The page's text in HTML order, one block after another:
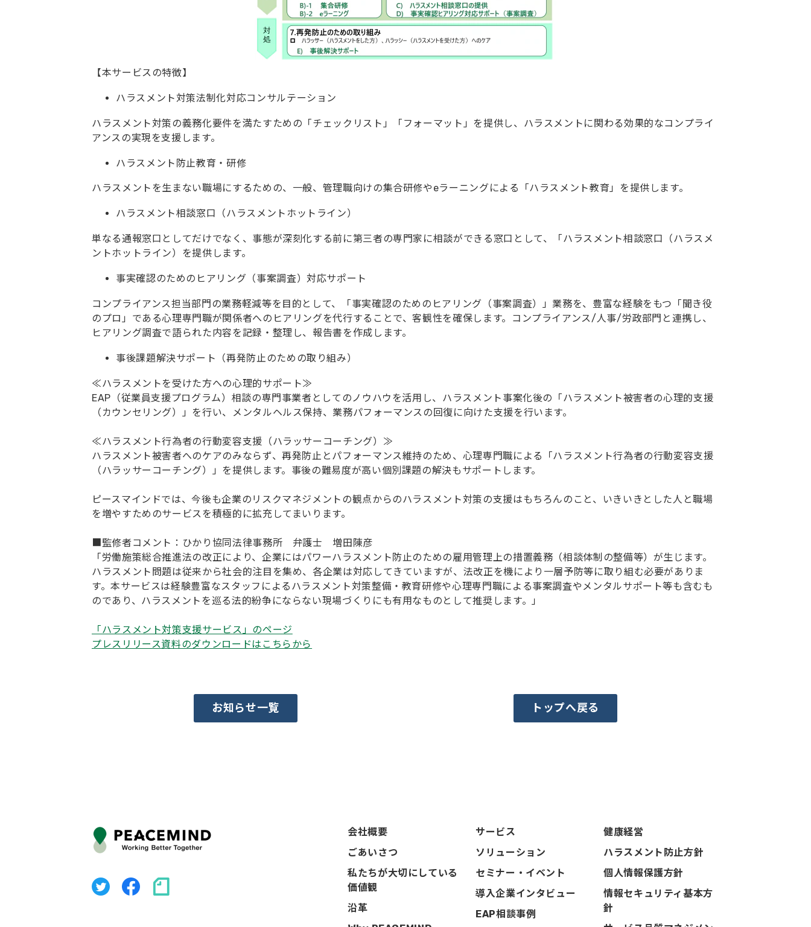
【本サービスの特徴】
ハラスメント対策法制化対応コンサルテーション
ハラスメント対策の義務化要件を満たすための「チェックリスト」「フォーマット」を提供し、ハラスメントに関わる効果的なコンプライ
アンスの実現を支援します。
ハラスメント防止教育・研修
ハラスメントを生まない職場にするための、一般、管理職向けの集合研修やeラーニングによる「ハラスメント教育」を提供します。
ハラスメント相談窓口（ハラスメントホットライン）
単なる通報窓口としてだけでなく、事態が深刻化する前に第三者の専門家に相談ができる窓口として、「ハラスメント相談窓口（ハラスメ
ントホットライン）を提供します。
事実確認のためのヒアリング（事案調査）対応サポート
コンプライアンス担当部門の業務軽減等を目的として、「事実確認のためのヒアリング（事案調査）」業務を、豊富な経験をもつ「聞き役
のプロ」である心理専門職が関係者へのヒアリングを代行することで、客観性を確保します。コンプライアンス/人事/労政部門と連携し、
ヒアリング調査で語られた内容を記録・整理し、報告書を作成します。
事後課題解決サポート（再発防止のための取り組み）
≪ハラスメントを受けた方への心理的サポート≫
EAP（従業員支援プログラム）相談の専門事業者としてのノウハウを活用し、ハラスメント事案化後の「ハラスメント被害者の心理的支援
（カウンセリング）」を行い、メンタルヘルス保持、業務パフォーマンスの回復に向けた支援を行います。
≪ハラスメント行為者の行動変容支援（ハラッサーコーチング）≫
ハラスメント被害者へのケアのみならず、再発防止とパフォーマンス維持のため、心理専門職による「ハラスメント行為者の行動変容支援
（ハラッサーコーチング）」を提供します。事後の難易度が高い個別課題の解決もサポートします。
ピースマインドでは、今後も企業のリスクマネジメントの観点からのハラスメント対策の支援はもちろんのこと、いきいきとした人と職場
を増やすためのサービスを積極的に拡充してまいります。
■監修者コメント：ひかり協同法律事務所 弁護士 増田陳彦
「労働施策総合推進法の改正により、企業にはパワーハラスメント防止のための雇用管理上の措置義務（相談体制の整備等）が生じます。
ハラスメント問題は従来から社会的注目を集め、各企業は対応してきていますが、法改正を機により一層予防等に取り組む必要がありま
す。本サービスは経験豊富なスタッフによるハラスメント対策整備・教育研修や心理専門職による事案調査やメンタルサポート等も含むも
のであり、ハラスメントを巡る法的紛争にならない現場づくりにも有用なものとして推奨します。」
「ハラスメント対策支援サービス」のページ
プレスリリース資料のダウンロードはこちらから
お知らせ一覧 トップへ戻る
会社概要
ごあいさつ
私たちが大切にしている
価値観
沿革
サービス
ソリューション
セミナー・イベント
導入企業インタビュー
EAP相談事例
健康経営
ハラスメント防止方針
個人情報保護方針
情報セキュリティ基本方
針